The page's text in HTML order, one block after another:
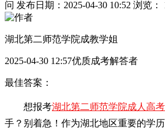
问 发布日期：2025-04-30 10:52 浏览：
湖北第二师范学院成教学姐
2025-04-30 12:57优质成考解答者
最佳答案：
想报考湖北第二师范学院成人高考
手？别着急！作为湖北地区重要的学